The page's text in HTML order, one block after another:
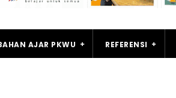
AJAR PKWU REFERENSI